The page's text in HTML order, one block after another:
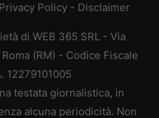
Privacy Policy - Disclaimer
di WEB 365 SRL - Via
(RM) - Codice Fiscale
12279101005
testata giornalistica, in
alcuna periodicità. Non